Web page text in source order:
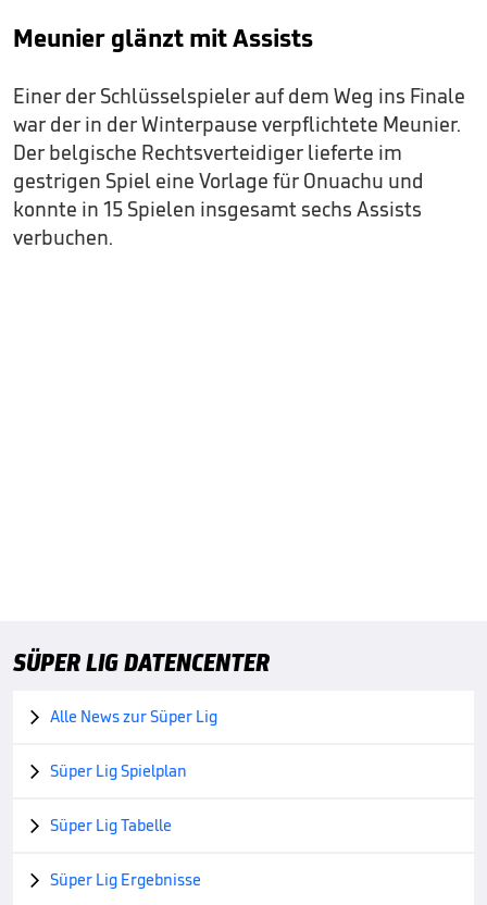
Meunier glänzt mit Assists
Einer der Schlüsselspieler auf dem Weg ins Finale
war der in der Winterpause verpflichtete Meunier.
Der belgische Rechtsverteidiger lieferte im
gestrigen Spiel eine Vorlage für Onuachu und
konnte in 15 Spielen insgesamt sechs Assists
verbuchen.
SÜPER LIG DATENCENTER
 Alle News zur Süper Lig
 Süper Lig Spielplan
 Süper Lig Tabelle
 Süper Lig Ergebnisse